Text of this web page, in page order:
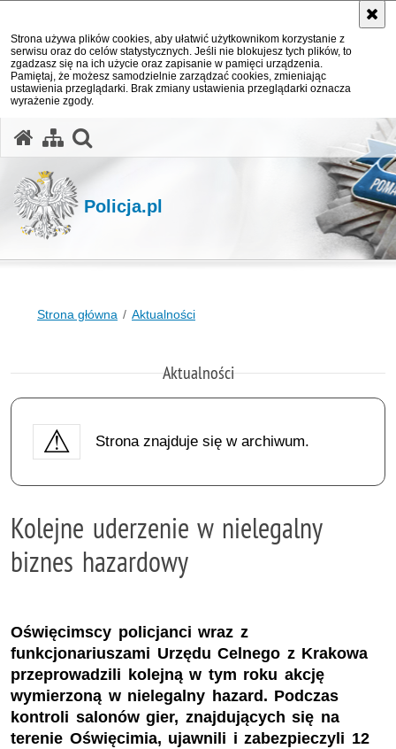
Strona używa plików cookies, aby ułatwić użytkownikom korzystanie z
serwisu oraz do celów statystycznych. Jeśli nie blokujesz tych plików, to
zgadzasz się na ich użycie oraz zapisanie w pamięci urządzenia.
Pamiętaj, że możesz samodzielnie zarządzać cookies, zmieniając
ustawienia przeglądarki. Brak zmiany ustawienia przeglądarki oznacza
wyrażenie zgody.
Policja.pl
Strona główna Aktualności
Aktualności
Strona znajduje się w archiwum.
Kolejne uderzenie w nielegalny
biznes hazardowy
Oświęcimscy policjanci wraz z
funkcjonariuszami Urzędu Celnego z Krakowa
przeprowadzili kolejną w tym roku akcję
wymierzoną w nielegalny hazard. Podczas
kontroli salonów gier, znajdujących się na
terenie Oświęcimia, ujawnili i zabezpieczyli 12